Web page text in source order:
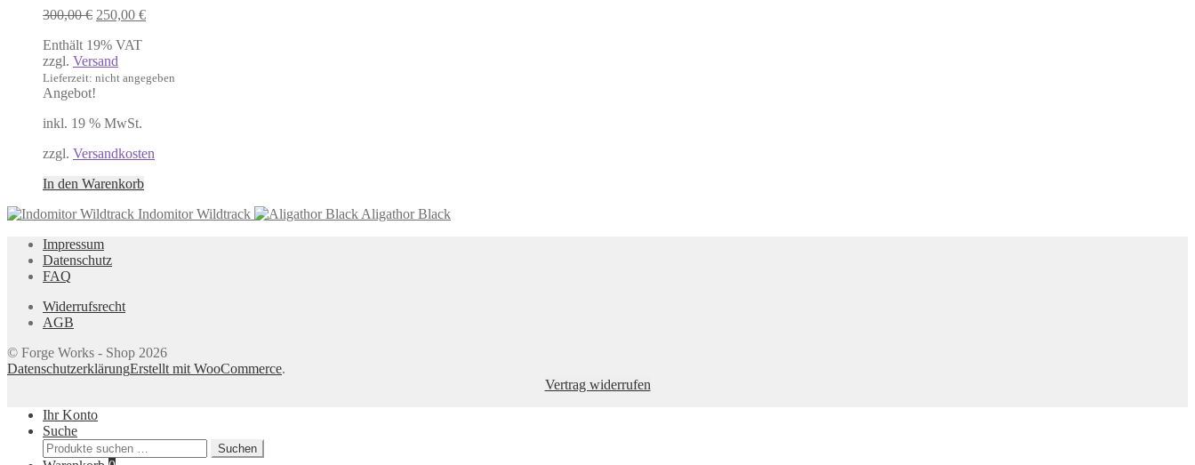
300,00€ Ursprünglicher
war:
300,00 €
250,00 €Aktueller
Enthält 19% VAT
zzgl. Versand
Lieferzeit: nicht angegeben
Angebot!
inkl. 19 % MwSt.
zzgl. Versandkosten
In den Warenkorb
Indomitor Wildtrack
Aligathor Black
Impressum
Datenschutz
FAQ
Widerrufsrecht
AGB
© Forge Works - Shop 2026
DatenschutzerklärungErstellt mit WooCommerce.
Vertrag widerrufen
Ihr Konto
Suche
Suchen
nach:
Suchen